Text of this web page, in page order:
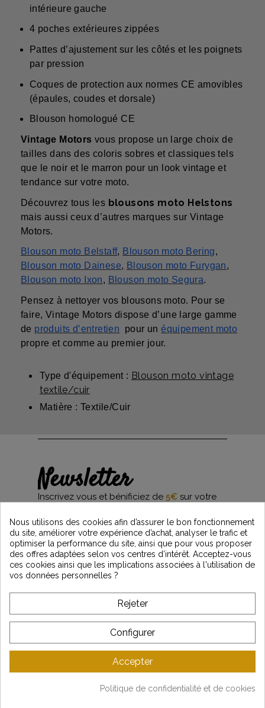
intérieure gauche
4 poches extérieures zippées
Pattes d’ajustement sur les côtés et les poignets
par pression
Coques de protection aux normes CE amovibles
(épaules, coudes et dorsale)
Blouson homologué CE
Vintage Motors vous propose un large choix de
tailles dans des coloris sobres et classiques tels
que le noir et le marron pour un look vintage et
tendance sur votre moto.
Découvrez tous les blousons moto Helstons
mais aussi ceux d’autres marques sur Vintage
Motors.
Blouson moto Belstaff, Blouson moto Bering,
Blouson moto Dainese, Blouson moto Furygan,
Blouson moto Ixon, Blouson moto Segura.
Pensez à nettoyer vos blousons moto. Pour se
faire, Vintage Motors dispose d’une large gamme
de produits d’entretien pour unéquipement moto
propre et comme au premier jour.
Type d'équipement : Blouson moto vintage
textile/cuir
Matière : Textile/Cuir
Newsletter
Inscrivez vous et bénificiez de 5€ sur votre
et restez informés des dernières nouveautés
Vintage Motors
*Dès 99€ d'achat. En vous abonnant à notre newsletter, vous reconnaissez avoir pris
l'acceptez.
A PROPOS DE VINTAGE
SERVICE CLIENT
Gestion des données
Nous utilisons des cookies afin d’assurer le bon fonctionnement
du site, améliorer votre expérience d’achat, analyser le trafic et
optimiser la performance du site, ainsi que pour vous proposer
des offres adaptées selon vos centres d’intérêt. Acceptez-vous
ces cookies ainsi que les implications associées à l'utilisation de
vos données personnelles ?
Rejeter
Configurer
Accepter
Politique de confidentialité et de cookies